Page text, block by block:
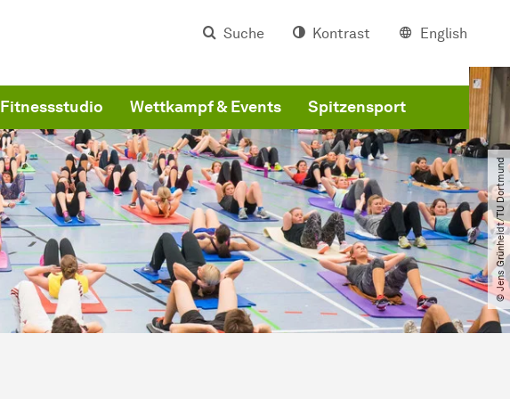
Suche Kontrast English
Fitnessstudio Wettkampf & Events Spitzensport
© Jens Grünheidt​/​TU Dortmund